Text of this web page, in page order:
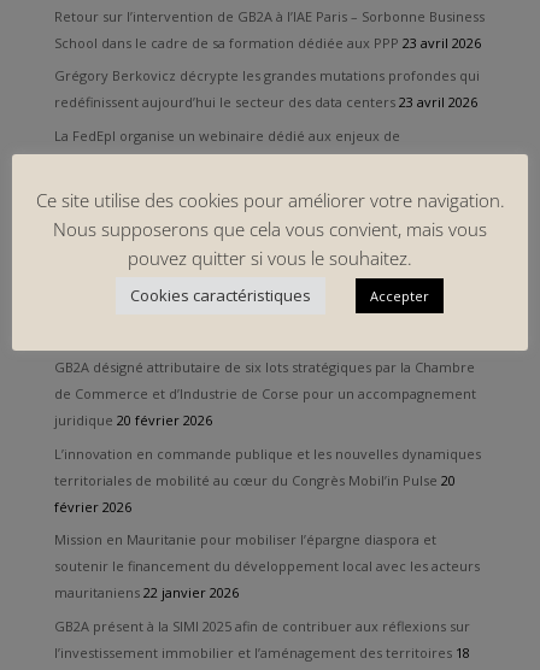
Retour sur l’intervention de GB2A à l’IAE Paris – Sorbonne Business
School dans le cadre de sa formation dédiée aux PPP 23 avril 2026
Grégory Berkovicz décrypte les grandes mutations profondes qui
redéfinissent aujourd’hui le secteur des data centers 23 avril 2026
La FedEpl organise un webinaire dédié aux enjeux de
L’IAE Paris – Sorbonne Business School ouvre les inscriptions à sa
formation 2026 dédiée aux partenariats public-privé
GB2A remporte un nouveau marché d’assistance juridique et de
représentation en justice auprès de la Métropole et de la Ville de
GB2A désigné attributaire de six lots stratégiques par la Chambre
de Commerce et d’Industrie de Corse pour un accompagnement
juridique 20 février 2026
L’innovation en commande publique et les nouvelles dynamiques
territoriales de mobilité au cœur du Congrès Mobil’in Pulse 20
février 2026
Mission en Mauritanie pour mobiliser l’épargne diaspora et
soutenir le financement du développement local avec les acteurs
mauritaniens 22 janvier 2026
GB2A présent à la SIMI 2025 afin de contribuer aux réflexions sur
l’investissement immobilier et l’aménagement des territoires 18
Ce site utilise des cookies pour améliorer votre navigation.
Nous supposerons que cela vous convient, mais vous
pouvez quitter si vous le souhaitez.
Cookies caractéristiques Accepter